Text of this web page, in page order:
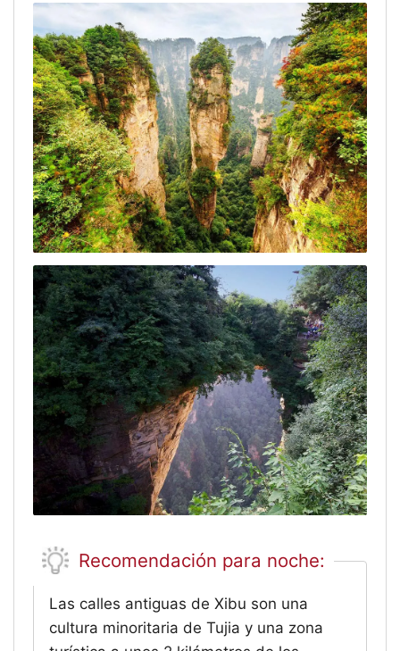
Recomendación para noche:
Las calles antiguas de Xibu son una
cultura minoritaria de Tujia y una zona